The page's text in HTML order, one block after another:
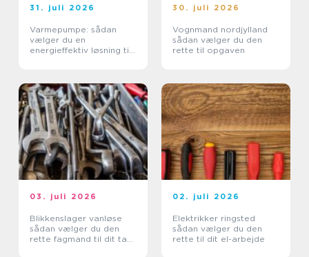
31. juli 2026
Varmepumpe: sådan
vælger du en
energieffektiv løsning til
30. juli 2026
Vognmand nordjylland
sådan vælger du den
rette til opgaven
03. juli 2026
Blikkenslager vanløse
sådan vælger du den
rette fagmand til dit tag
02. juli 2026
Elektrikker ringsted
sådan vælger du den
rette til dit el-arbejde